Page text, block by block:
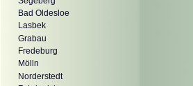
Bad Oldesloe
Lasbek
Grabau
Fredeburg
Mölln
Norderstedt